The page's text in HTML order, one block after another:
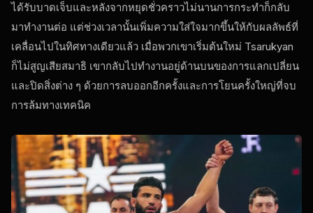
ได้รับบาดเจ็บและหลังจากหยุดชั่วคราวไม่นานการกระทําก็กลับ
มาทํางานต่อ แต่ช่วงเวลานั้นเพิ่มความใส่ใจมากขึ้นให้กับผลลัพธ์ที่
เคลื่อนไปในทิศทางเดียวแล้ว เมื่อพวกเขาเริ่มต้นใหม่ Tsarukyan
ก็ไม่สูญเสียสมาธิ เขากลับไปทํางานอยู่ด้านบนของการแลกเปลี่ยน
และปิดสิ่งต่าง ๆ ด้วยการลบออกอีกครั้งและการโยนครั้งใหญ่ที่จบ
การล้มทางเทคนิค